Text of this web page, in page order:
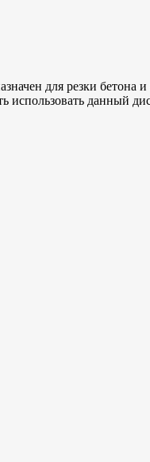
для резки
использовать данный